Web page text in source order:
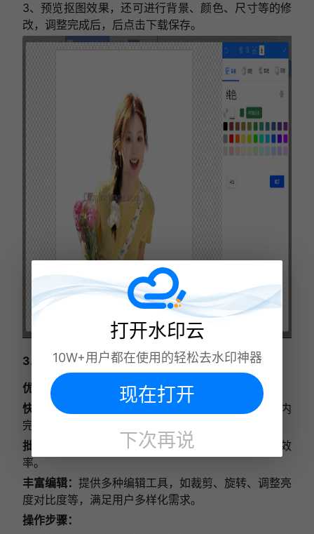
3、预览抠图效果，还可进行背景、颜色、尺寸等的修
改，调整完成后，后点击下载保存。
3. Fococlipping
优势：
快速处理：
拥有高效的自动抠图算法，能够在短时间内
完成图片处理。
批量处理：
支持批量上传图片进行抠图，提高工作效
率。
丰富编辑： 提供多种编辑工具，如裁剪、旋转、调整亮
度对比度等，满足用户多样化需求。
操作步骤：
打开水印云
10W+用户都在使用的轻松去水印神器
现在打开
下次再说